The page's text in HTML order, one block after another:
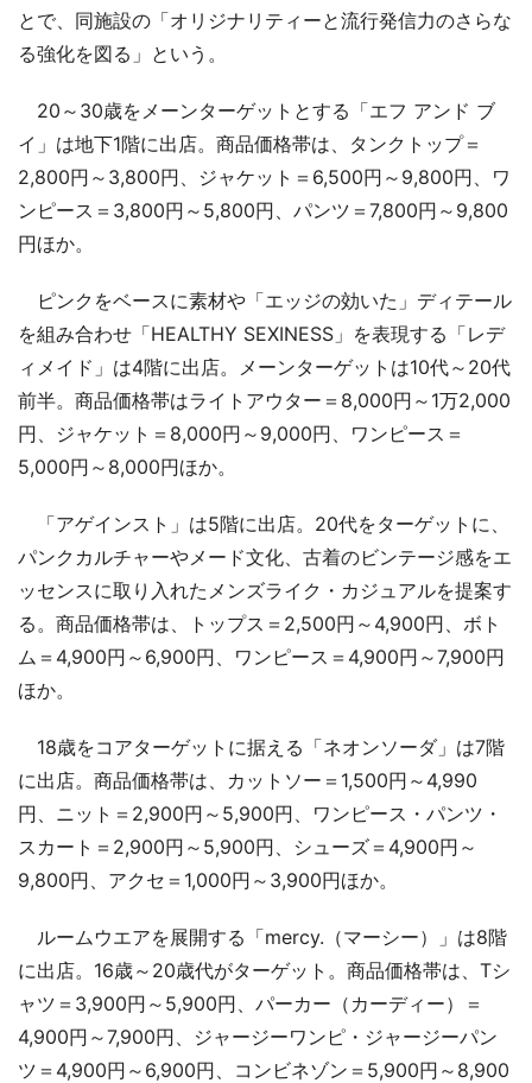
とで、同施設の「オリジナリティーと流行発信力のさらな
る強化を図る」という。
20～30歳をメーンターゲットとする「エフ アンド ブ
イ」は地下1階に出店。商品価格帯は、タンクトップ＝
2,800円～3,800円、ジャケット＝6,500円～9,800円、ワ
ンピース＝3,800円～5,800円、パンツ＝7,800円～9,800
円ほか。
ピンクをベースに素材や「エッジの効いた」ディテール
を組み合わせ「HEALTHY SEXINESS」を表現する「レデ
ィメイド」は4階に出店。メーンターゲットは10代～20代
前半。商品価格帯はライトアウター＝8,000円～1万2,000
円、ジャケット＝8,000円～9,000円、ワンピース＝
5,000円～8,000円ほか。
「アゲインスト」は5階に出店。20代をターゲットに、
パンクカルチャーやメード文化、古着のビンテージ感をエ
ッセンスに取り入れたメンズライク・カジュアルを提案す
る。商品価格帯は、トップス＝2,500円～4,900円、ボト
ム＝4,900円～6,900円、ワンピース＝4,900円～7,900円
ほか。
18歳をコアターゲットに据える「ネオンソーダ」は7階
に出店。商品価格帯は、カットソー＝1,500円～4,990
円、ニット＝2,900円～5,900円、ワンピース・パンツ・
スカート＝2,900円～5,900円、シューズ＝4,900円～
9,800円、アクセ＝1,000円～3,900円ほか。
ルームウエアを展開する「mercy.（マーシー）」は8階
に出店。16歳～20歳代がターゲット。商品価格帯は、Tシ
ャツ＝3,900円～5,900円、パーカー（カーディー）＝
4,900円～7,900円、ジャージーワンピ・ジャージーパン
ツ＝4,900円～6,900円、コンビネゾン＝5,900円～8,900